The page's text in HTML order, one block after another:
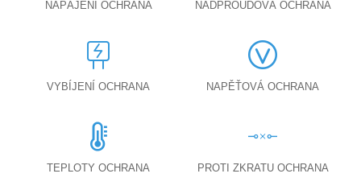
NAPÁJENÍ OCHRANA NADPROUDOVÁ OCHRANA
VYBÍJENÍ OCHRANA NAPĚŤOVÁ OCHRANA
TEPLOTY OCHRANA PROTI ZKRATU OCHRANA